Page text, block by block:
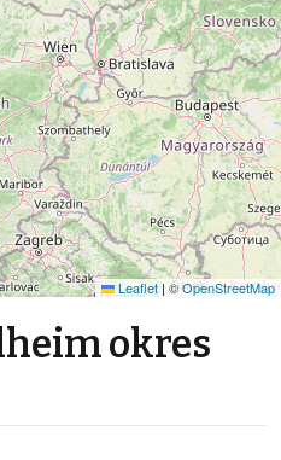
Leaflet | ©OpenStreetMap
okres